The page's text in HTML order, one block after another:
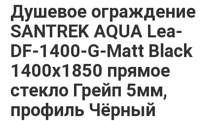
Душевое ограждение
SANTREK AQUA Lea-
DF-1400-G-Matt Black
1400х1850 прямое
стекло Грейп 5мм,
профиль Чёрный